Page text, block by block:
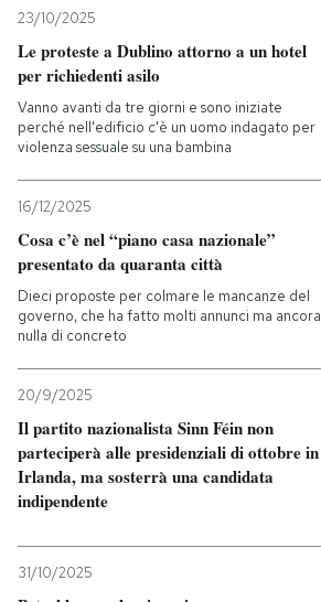
23/10/2025
Le proteste a Dublino attorno a un hotel
per richiedenti asilo
Vanno avanti da tre giorni e sono iniziate
perché nell'edificio c'è un uomo indagato per
violenza sessuale su una bambina
16/12/2025
Cosa c’è nel “piano casa nazionale”
presentato da quaranta città
Dieci proposte per colmare le mancanze del
governo, che ha fatto molti annunci ma ancora
nulla di concreto
20/9/2025
Il partito nazionalista Sinn Féin non
parteciperà alle presidenziali di ottobre in
Irlanda, ma sosterrà una candidata
indipendente
31/10/2025